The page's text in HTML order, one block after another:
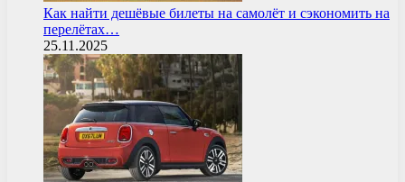
Как найти дешёвые билеты на самолёт и сэкономить на
перелётах…
25.11.2025